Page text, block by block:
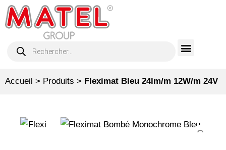
Accueil > Produits > Fleximat Bleu 24lm/m 12W/m 24V